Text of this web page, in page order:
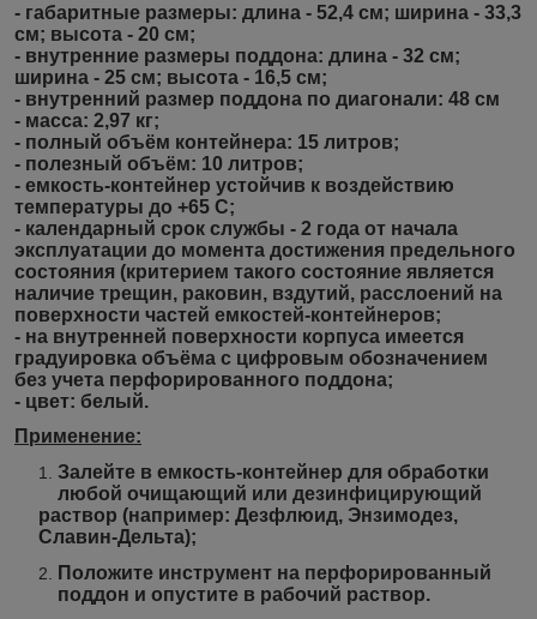
- габаритные размеры: длина - 52,4 см; ширина - 33,3
см; высота - 20 см;
- внутренние размеры поддона: длина - 32 см;
ширина - 25 см; высота - 16,5 см;
- внутренний размер поддона по диагонали: 48 см
- масса: 2,97 кг;
- полный объём контейнера: 15 литров;
- полезный объём: 10 литров;
- емкость-контейнер устойчив к воздействию
температуры до +65 С;
- календарный срок службы - 2 года от начала
эксплуатации до момента достижения предельного
состояния (критерием такого состояние является
наличие трещин, раковин, вздутий, расслоений на
поверхности частей емкостей-контейнеров;
- на внутренней поверхности корпуса имеется
градуировка объёма с цифровым обозначением
без учета перфорированного поддона;
- цвет: белый.
Применение:
Залейте в емкость-контейнер для обработки
любой очищающий или дезинфицирующий
раствор (например: Дезфлюид, Энзимодез,
Славин-Дельта);
Положите инструмент на перфорированный
поддон и опустите в рабочий раствор.